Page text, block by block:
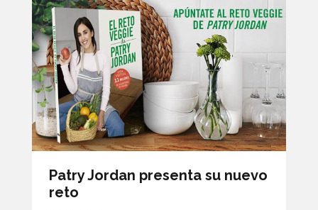
Patry Jordan presenta su nuevo
reto